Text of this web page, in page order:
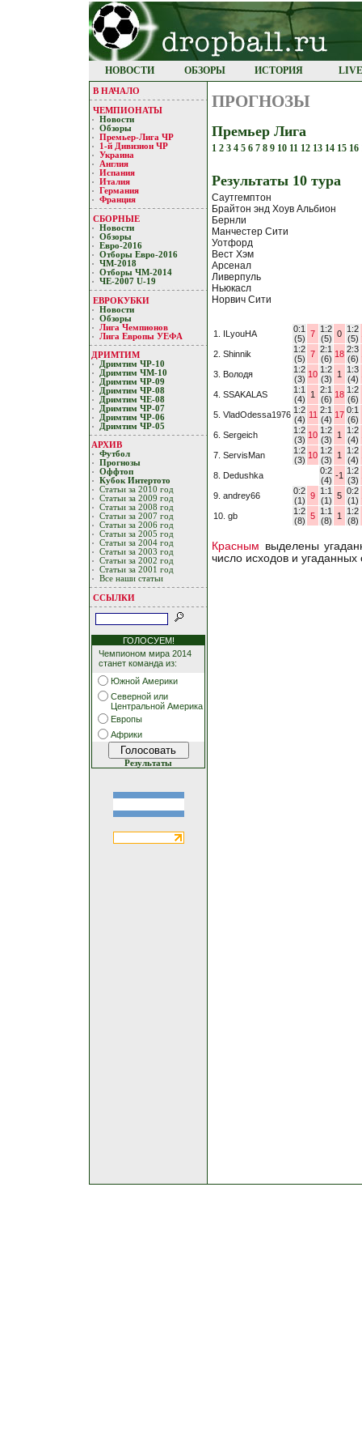
НОВОСТИ ОБЗОРЫ ИСТОРИЯ
В НАЧАЛО
ЧЕМПИОНАТЫ
Новости
Обзоры
Премьер-Лигa ЧР
1-й Дивизион ЧР
Украина
Англия
Испания
Италия
Германия
Франция
СБОРНЫЕ
Новости
Обзоры
Евро-2016
Отборы Евро-2016
ЧМ-2018
Отборы ЧМ-2014
ЧЕ-2007 U-19
ЕВРОКУБКИ
Новости
Обзоры
Лигa Чемпиoнoв
Лига Европы УЕФA
ДРИМТИМ
Дримтим ЧР-10
Дримтим ЧМ-10
Дримтим ЧР-09
Дримтим ЧР-08
Дримтим ЧЕ-08
Дримтим ЧР-07
Дримтим ЧР-06
Дримтим ЧР-05
АРХИВ
Футбол
Прогнозы
Оффтоп
Кубoк Интертoтo
Статьи за 2010 год
Статьи за 2009 год
Статьи за 2008 год
Статьи за 2007 год
Статьи за 2006 год
Статьи за 2005 год
Статьи за 2004 год
Статьи за 2003 год
Статьи за 2002 год
Статьи за 2001 год
Все наши статьи
ССЫЛКИ
ГОЛОСУЕМ!
Чемпионом мира 2014
станет команда из:
Южной Америки
Северной или
Центральной Америка
Европы
Африки
Результаты
ПРОГНОЗЫ
Премьер Лига
1 2 3 4 5 6 7 8 9 10 11 12 13 14 15 16
Результaты 10 турa
Саутгемптон
Брайтон энд Хоув Альбион
Бернли
Манчестер Сити
Уотфорд
Вест Хэм
Арсенал
Ливерпуль
Ньюкасл
Норвич Сити
1. ILyouHA
0:1
(5) 7 1:2
(5) 0 1:2
(5)
2. Shinnik
1:2
(5) 7 2:1
(6) 18 2:3
(6)
3. Володя
1:2
(3) 10 1:2
(3)
1
1:3
(4)
4. SSAKALAS
1:1
(4)
1
2:1
(6) 18 1:2
(6)
5. VladOdessa1976 1:2
(4) 11 2:1
(4) 17 0:1
(6)
6. Sergeich
1:2
(3) 10 1:2
(3)
1
1:2
(4)
7. ServisMan
1:2
(3) 10 1:2
(3)
1
1:2
(4)
8. Dedushka
0:2
(4) -1 1:2
(3)
9. andrey66
0:2
(1) 9 1:1
(1) 5 0:2
(1)
10. gb
1:2
(8) 5 1:1
(8)
1
1:2
(8)
Красным выделены
число исходов и